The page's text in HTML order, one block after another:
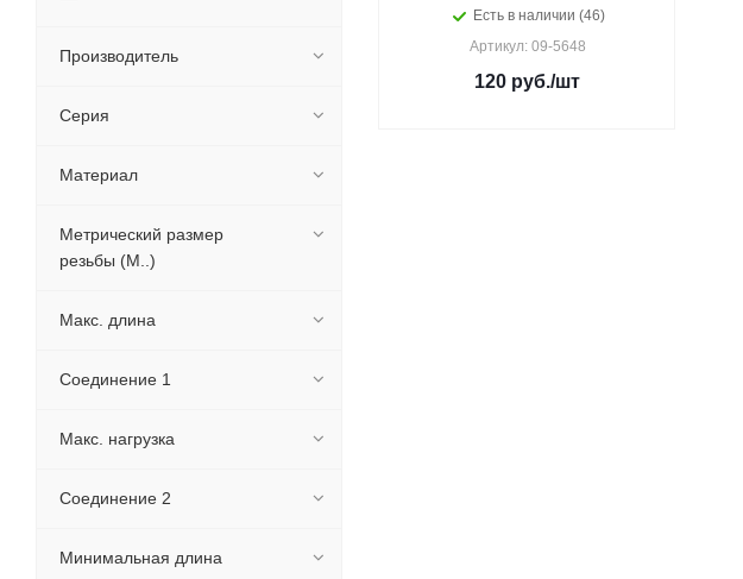
Есть в наличии (46)
Артикул: 09-5648
120 руб./шт
Производитель
Серия
Материал
Метрический размер
резьбы (М..)
Макс. длина
Соединение 1
Макс. нагрузка
Cоединение 2
Минимальная длина